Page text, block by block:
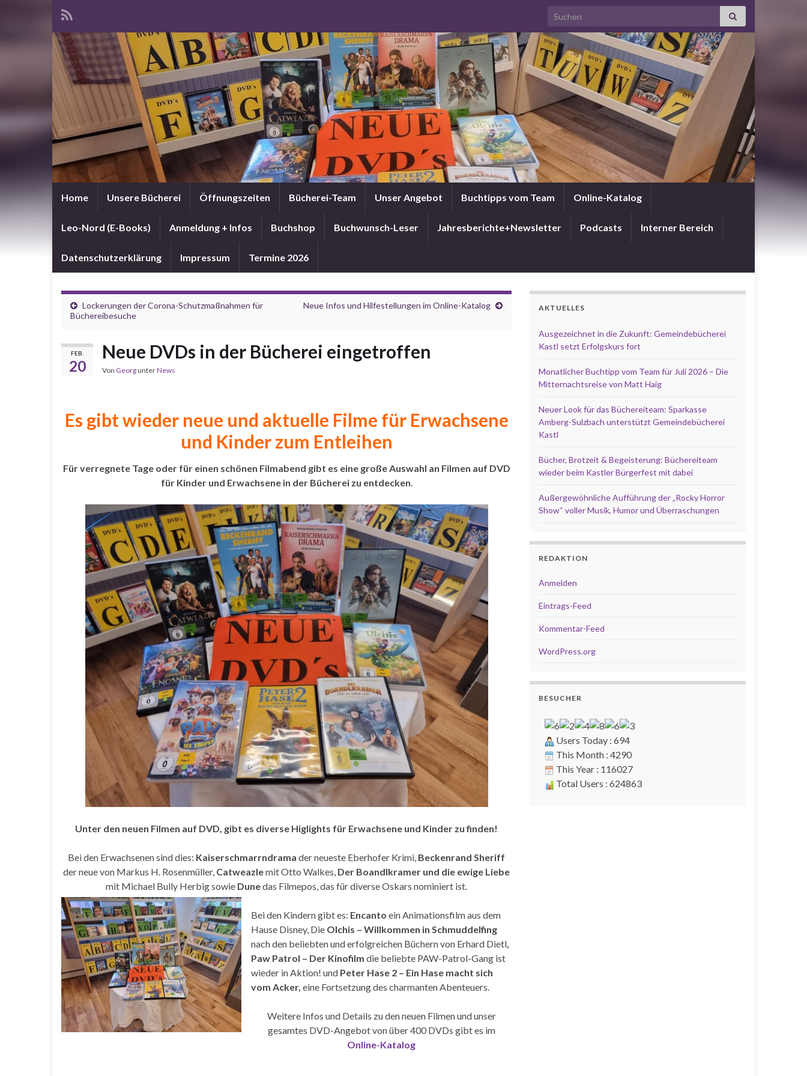
Search for:
Home Unsere Bücherei Öffnungszeiten Bücherei-Team Unser Angebot Buchtipps vom Team Online-Katalog
Leo-Nord (E-Books) Anmeldung + Infos Buchshop Buchwunsch-Leser Jahresberichte+Newsletter Podcasts Interner Bereich
Datenschutzerklärung Impressum Termine 2026
Lockerungen der Corona-Schutzmaßnahmen für
Büchereibesuche
Neue Infos und Hilfestellungen im Online-Katalog
FEB.
20
Neue DVDs in der Bücherei eingetroffen
Von GeorgunterNews
Es gibt wieder neue und aktuelle Filme für Erwachsene
und Kinder zum Entleihen
Für verregnete Tage oder für einen schönen Filmabend gibt es eine große Auswahl an Filmen auf DVD
für Kinder und Erwachsene in der Bücherei zu entdecken.
Unter den neuen Filmen auf DVD, gibt es diverse Higlights für Erwachsene und Kinder zu finden!
Bei den Erwachsenen sind dies: Kaiserschmarrndrama der neueste Eberhofer Krimi, Beckenrand Sheriff
der neue von Markus H. Rosenmüller, Catweazlemit Otto Walkes, Der Boandlkramer und die ewige Liebe
mit Michael Bully Herbig sowie Dunedas Filmepos, das für diverse Oskars nominiert ist.
Bei den Kindern gibt es: Encanto ein Animationsfilm aus dem
Hause Disney, Die Olchis – Willkommen in Schmuddelfing
nach den beliebten und erfolgreichen Büchern von Erhard Dietl
Paw Patrol – Der Kinofilm die beliebte PAW-Patrol-Gang ist
wieder in Aktion! und Peter Hase 2 – Ein Hase macht sich
vom Acker, eine Fortsetzung des charmanten Abenteuers.
Weitere Infos und Details zu den neuen Filmen und unser
gesamtes DVD-Angebot von über 400 DVDs gibt es im
Online-Katalog
AKTUELLES
Ausgezeichnet in die Zukunft: Gemeindebücherei
Kastl setzt Erfolgskurs fort
Monatlicher Buchtipp vom Team für Juli 2026 – Die
Mitternachtsreise von Matt Haig
Neuer Look für das Büchereiteam: Sparkasse
Amberg-Sulzbach unterstützt Gemeindebücherei
Kastl
Bücher, Brotzeit & Begeisterung: Büchereiteam
wieder beim Kastler Bürgerfest mit dabei
Außergewöhnliche Aufführung der „Rocky Horror
Show“ voller Musik, Humor und Überraschungen
REDAKTION
Anmelden
Eintrags-Feed
Kommentar-Feed
WordPress.org
BESUCHER
Users Today : 694
This Month : 4290
This Year : 116027
Total Users : 624863